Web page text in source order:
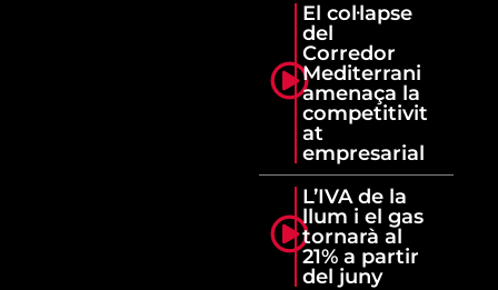
El col·lapse
del
Corredor
Mediterrani
amenaça la
competitivit
at
empresarial
L’IVA de la
llum i el gas
tornarà al
21% a partir
del juny